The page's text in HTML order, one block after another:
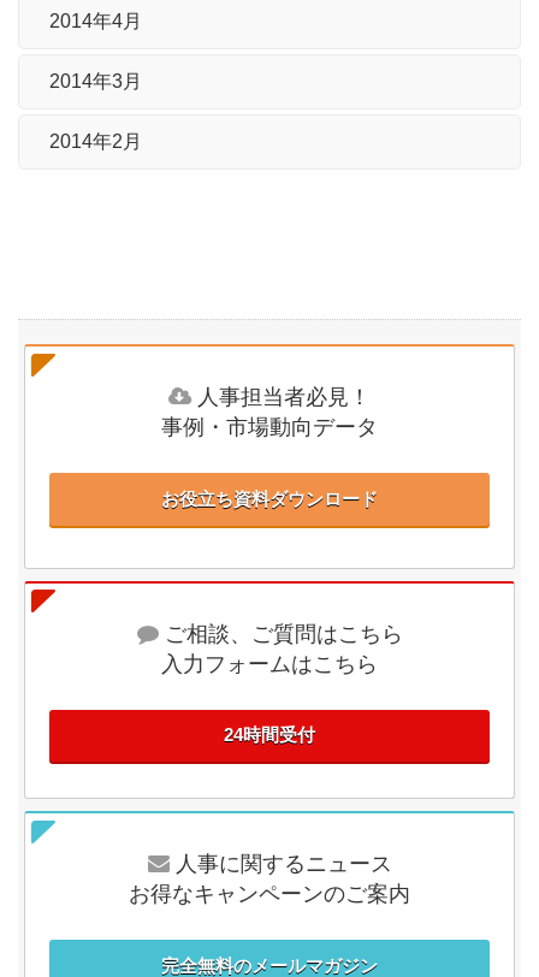
2014年4月
2014年3月
2014年2月
人事担当者必見！
事例・市場動向データ
お役立ち資料ダウンロード
ご相談、ご質問はこちら
入力フォームはこちら
24時間受付
人事に関するニュース
お得なキャンペーンのご案内
完全無料のメールマガジン